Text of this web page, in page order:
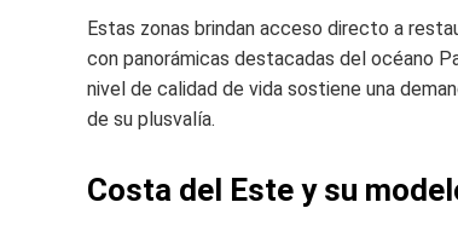
Estas zonas brindan acceso directo a
con panorámicas destacadas del océano
nivel de calidad de vida sostiene una
de su plusvalía.
Costa del Este y su